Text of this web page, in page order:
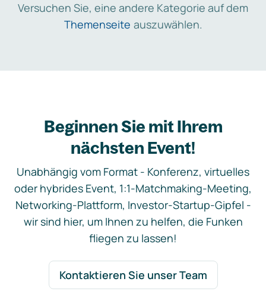
Versuchen Sie, eine andere Kategorie auf dem
Themenseite auszuwählen.
Beginnen Sie mit Ihrem
nächsten Event!
Unabhängig vom Format - Konferenz, virtuelles
oder hybrides Event, 1:1-Matchmaking-Meeting,
Networking-Plattform, Investor-Startup-Gipfel -
wir sind hier, um Ihnen zu helfen, die Funken
fliegen zu lassen!
Kontaktieren Sie unser Team